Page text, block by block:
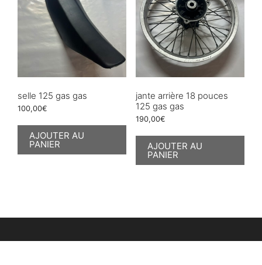
selle 125 gas gas
100,00€
AJOUTER AU
PANIER
jante arrière 18 pouces
125 gas gas
190,00€
AJOUTER AU
PANIER